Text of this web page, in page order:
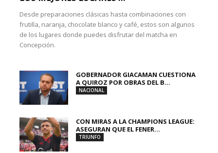
Desde preparaciones clásicas hasta combinaciones con
frutilla, naranja, chocolate blanco y café, estos son algunos
de los lugares donde puedes disfrutar del matcha en
Concepción.
GOBERNADOR GIACAMAN CUESTIONA
A QUIROZ POR OBRAS DEL B...
NACIONAL
CON MIRAS A LA CHAMPIONS LEAGUE:
ASEGURAN QUE EL FENER...
TRIUNFO